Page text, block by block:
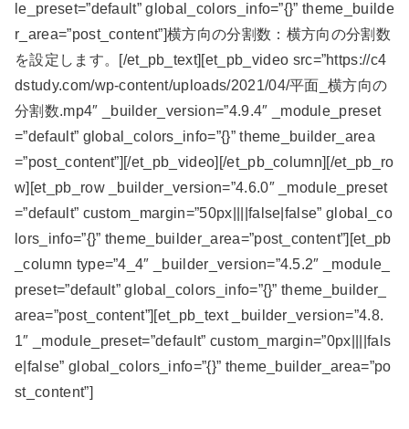
le_preset=”default” global_colors_info=”{}” theme_builde
r_area=”post_content”]横方向の分割数：横方向の分割数
を設定します。[/et_pb_text][et_pb_video src=”https://c4
dstudy.com/wp-content/uploads/2021/04/平面_横方向の
分割数.mp4″ _builder_version=”4.9.4″ _module_preset
=”default” global_colors_info=”{}” theme_builder_area
=”post_content”][/et_pb_video][/et_pb_column][/et_pb_ro
w][et_pb_row _builder_version=”4.6.0″ _module_preset
=”default” custom_margin=”50px||||false|false” global_co
lors_info=”{}” theme_builder_area=”post_content”][et_pb
_column type=”4_4″ _builder_version=”4.5.2″ _module_
preset=”default” global_colors_info=”{}” theme_builder_
area=”post_content”][et_pb_text _builder_version=”4.8.
1″ _module_preset=”default” custom_margin=”0px||||fals
e|false” global_colors_info=”{}” theme_builder_area=”po
st_content”]